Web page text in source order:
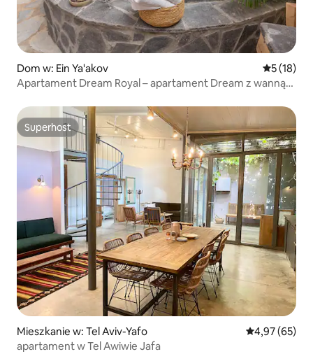
Dom w: Ein Ya'akov Średnia
5 (18)
Apartament Dream Royal – apartament Dream z wanną
Superhost
Superhost
Mieszkanie w: Tel Aviv-Yafo Średnia
4,97 (65)
apartament w Tel Awiwie Jafa